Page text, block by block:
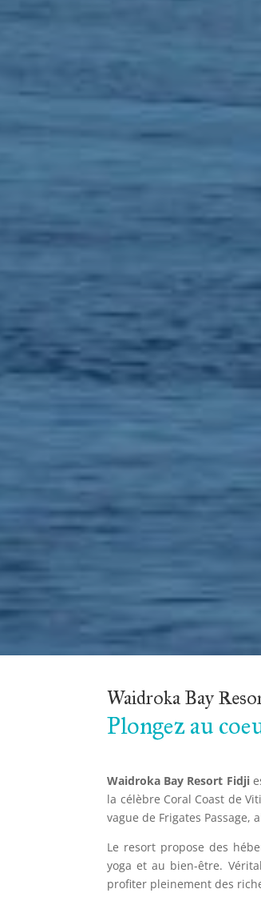
Waidroka Bay
Plongez au
Waidroka Bay Resort Fidji
la célèbre Coral Coast de
vague de Frigates Passage,
Le resort propose des
yoga et au bien-être.
profiter pleinement des